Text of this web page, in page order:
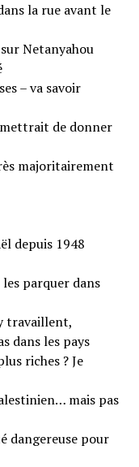
la rue avant le
Netanyahou
– va savoir
de donner
majoritairement
depuis 1948
parquer dans
travaillent,
dans les pays
riches ? Je
mais pas
dangereuse pour